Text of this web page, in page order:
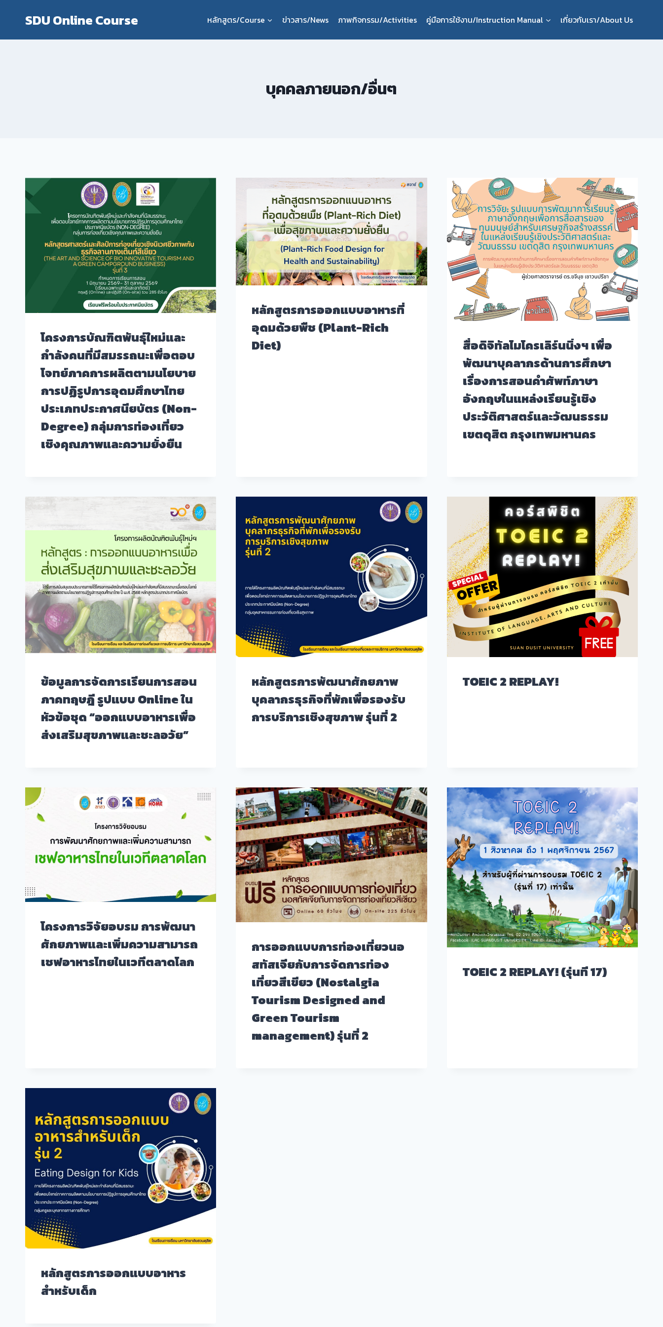
SDU Online Course หลักสูตร/Course ข่าวสาร/News ภาพกิจกรรม/Activities คู่มือการใช้งาน/Instruction Manual เกี่ยวกับเรา/About Us
บุคคลภายนอก/อื่นๆ
โครงการบัณฑิตพันธุ์ใหม่และ
กำลังคนที่มีสมรรถนะเพื่อตอบ
โจทย์ภาคการผลิตตามนโยบาย
การปฏิรูปการอุดมศึกษาไทย
ประเภทประกาศนียบัตร (Non-
Degree) กลุ่มการท่องเที่ยว
เชิงคุณภาพและความยั่งยืน
หลักสูตรการออกแบบอาหารที่
อุดมด้วยพืช (Plant-Rich
Diet)
สื่อดิจิทัลไมโครเลิร์นนิ่งฯ เพื่อ
พัฒนาบุคลากรด้านการศึกษา
เรื่องการสอนคำศัพท์ภาษา
อังกฤษในแหล่งเรียนรู้เชิง
ประวัติศาสตร์และวัฒนธรรม
เขตดุสิต กรุงเทพมหานคร
ข้อมูลการจัดการเรียนการสอน
ภาคทฤษฎี รูปแบบ Online ใน
หัวข้อชุด “ออกแบบอาหารเพื่อ
ส่งเสริมสุขภาพและชะลอวัย”
หลักสูตรการพัฒนาศักยภาพ
บุคลากรธุรกิจที่พักเพื่อรองรับ
การบริการเชิงสุขภาพ รุ่นที่ 2
TOEIC 2 REPLAY!
โครงการวิจัยอบรม การพัฒนา
ศักยภาพและเพิ่มความสามารถ
เชฟอาหารไทยในเวทีตลาดโลก
การออกแบบการท่องเที่ยวนอ
สทัสเจียกับการจัดการท่อง
เที่ยวสีเขียว (Nostalgia
Tourism Designed and
Green Tourism
management) รุ่นที่ 2
TOEIC 2 REPLAY! (รุ่นที 17)
หลักสูตรการออกแบบอาหาร
สำหรับเด็ก